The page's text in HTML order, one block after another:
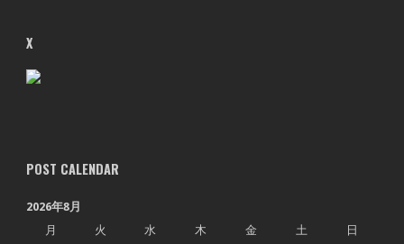
X
POST CALENDAR
2026年8月
月
火 水 木 金 土
日